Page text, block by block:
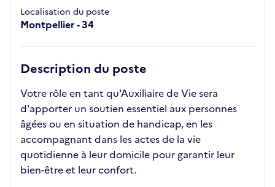
Localisation du poste
Montpellier - 34
Description du poste
Votre rôle en tant qu'Auxiliaire de Vie sera
d'apporter un soutien essentiel aux personnes
âgées ou en situation de handicap, en les
accompagnant dans les actes de la vie
quotidienne à leur domicile pour garantir leur
bien-être et leur confort.